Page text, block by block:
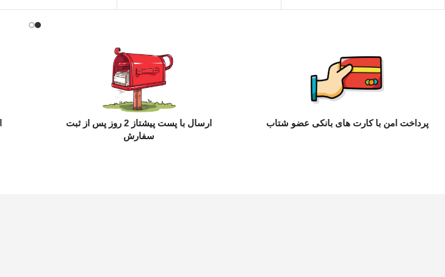
پرداخت امن با کارت های بانکی عضو شتاب
ارسال با پست پیشتاز 2 روز پس از ثبت
سفارش